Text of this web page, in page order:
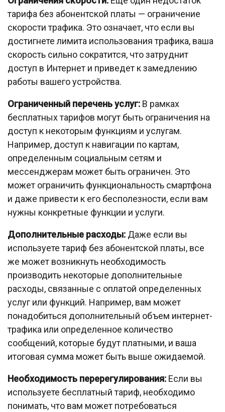
тарифа без абонентской платы — ограничение
скорости трафика. Это означает, что если вы
достигнете лимита использования трафика, ваша
скорость сильно сократится, что затруднит
доступ в Интернет и приведет к замедлению
работы вашего устройства.
Ограниченный перечень услуг: В рамках
бесплатных тарифов могут быть ограничения на
доступ к некоторым функциям и услугам.
Например, доступ к навигации по картам,
определенным социальным сетям и
мессенджерам может быть ограничен. Это
может ограничить функциональность смартфона
и даже привести к его бесполезности, если вам
нужны конкретные функции и услуги.
Дополнительные расходы: Даже если вы
используете тариф без абонентской платы, все
же может возникнуть необходимость
производить некоторые дополнительные
расходы, связанные с оплатой определенных
услуг или функций. Например, вам может
понадобиться дополнительный объем интернет-
трафика или определенное количество
сообщений, которые будут платными, и ваша
итоговая сумма может быть выше ожидаемой.
Необходимость перерегулирования: Если вы
используете бесплатный тариф, необходимо
понимать, что вам может потребоваться